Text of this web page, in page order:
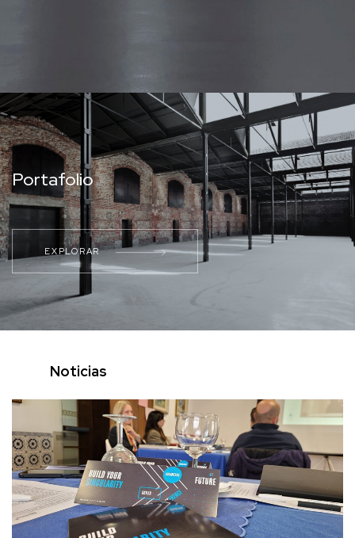
Portafolio
EXPLORAR
Noticias